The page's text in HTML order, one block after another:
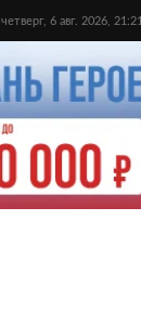
четверг, 6 авг. 2026, 21:21